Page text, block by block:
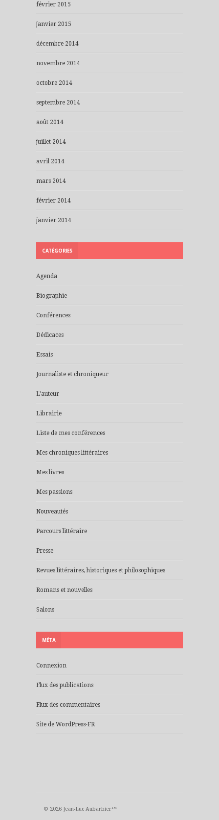
février 2015
janvier 2015
décembre 2014
novembre 2014
octobre 2014
septembre 2014
août 2014
juillet 2014
avril 2014
mars 2014
février 2014
janvier 2014
CATÉGORIES
Agenda
Biographie
Conférences
Dédicaces
Essais
Journaliste et chroniqueur
L'auteur
Librairie
Liste de mes conférences
Mes chroniques littéraires
Mes livres
Mes passions
Nouveautés
Parcours littéraire
Presse
Revues littéraires, historiques et philosophiques
Romans et nouvelles
Salons
MÉTA
Connexion
Flux des publications
Flux des commentaires
Site de WordPress-FR
© 2026 Jean-Luc Aubarbier™